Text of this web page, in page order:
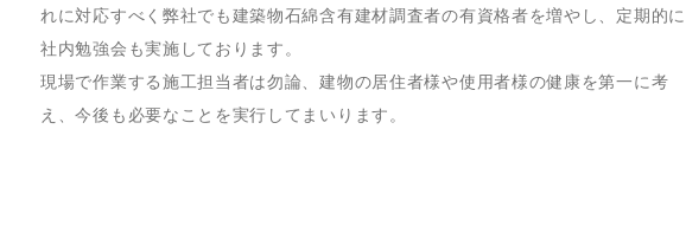
れに対応すべく弊社でも建築物石綿含有建材調査者の有資格者を増やし、定期的に
社内勉強会も実施しております。
現場で作業する施工担当者は勿論、建物の居住者様や使用者様の健康を第一に考
え、今後も必要なことを実行してまいります。